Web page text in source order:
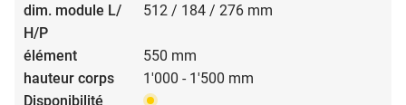
512 / 184 / 276 mm
550 mm
1'000 - 1'500 mm